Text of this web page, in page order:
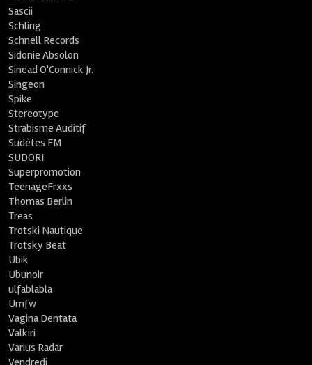
Sascii
Schling
Schnell Records
Sidonie Absolon
Sinead O'Connick Jr.
Singeon
Spike
Stereotype
Strabisme Auditif
Sudètes FM
SUDORI
Superpromotion
TeenageFrxxs
Thomas Berlin
Treas
Trotski Nautique
Trotsky Beat
Ubik
Ubunoir
ulfablabla
Umfw
Vagina Dentata
Valkiri
Varius Radar
Vendredi